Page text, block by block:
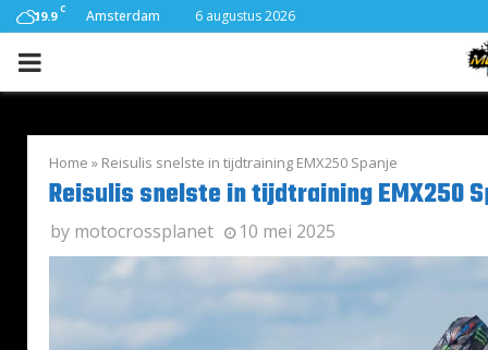
19.9 C Amsterdam 6 augustus 2026
PRIMARY
Home » Reisulis snelste in tijdtraining EMX250 Spanje
Reisulis snelste in tijdtraining EMX250
by motocrossplanet 10 mei 2025